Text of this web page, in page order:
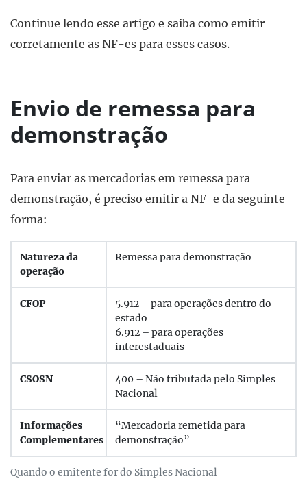
Continue lendo esse artigo e saiba como emitir
corretamente as NF-es para esses casos.
Envio de remessa para
demonstração
Para enviar as mercadorias em remessa para
demonstração, é preciso emitir a NF-e da seguinte
forma:
Quando o emitente for do Simples Nacional
Natureza da
operação
Remessa para demonstração
CFOP
5.912 – para operações dentro do
estado
6.912 – para operações
interestaduais
CSOSN
400 – Não tributada pelo Simples
Nacional
Informações
Complementares
“Mercadoria remetida para
demonstração”